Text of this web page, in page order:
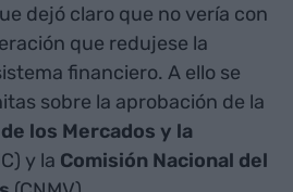
dejó claro que no vería con
que redujese la
financiero. A ello se
sobre la aprobación de la
los Mercados y la
y la Comisión Nacional del